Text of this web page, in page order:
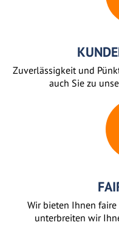
Zuverlässigkeit und
auch Sie zu
Wir bieten Ihnen faire
unterbreiten wir